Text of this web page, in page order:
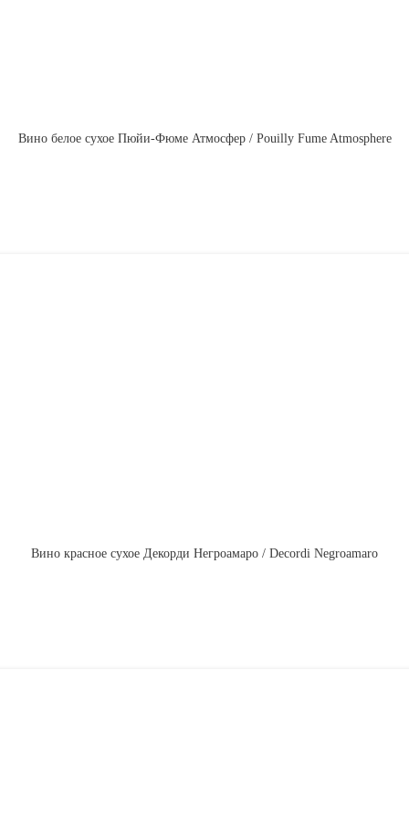
Вино белое сухое Пюйи-Фюме Атмосфер / Pouilly Fume Atmosphere
Вино красное сухое Декорди Негроамаро / Decordi Negroamaro